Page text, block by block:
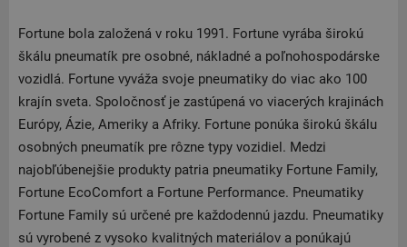
Fortune bola založená v roku 1991. Fortune vyrába širokú
škálu pneumatík pre osobné, nákladné a poľnohospodárske
vozidlá. Fortune vyváža svoje pneumatiky do viac ako 100
krajín sveta. Spoločnosť je zastúpená vo viacerých krajinách
Európy, Ázie, Ameriky a Afriky. Fortune ponúka širokú škálu
osobných pneumatík pre rôzne typy vozidiel. Medzi
najobľúbenejšie produkty patria pneumatiky Fortune Family,
Fortune EcoComfort a Fortune Performance. Pneumatiky
Fortune Family sú určené pre každodennú jazdu. Pneumatiky
sú vyrobené z vysoko kvalitných materiálov a ponúkajú